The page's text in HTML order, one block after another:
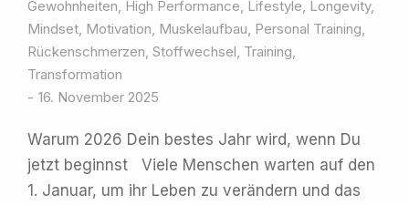
Gewohnheiten, High Performance, Lifestyle, Longevity,
Mindset, Motivation, Muskelaufbau, Personal Training,
Rückenschmerzen, Stoffwechsel, Training,
Transformation
16. November 2025
Warum 2026 Dein bestes Jahr wird, wenn Du
jetzt beginnst Viele Menschen warten auf den
1. Januar, um ihr Leben zu verändern und das